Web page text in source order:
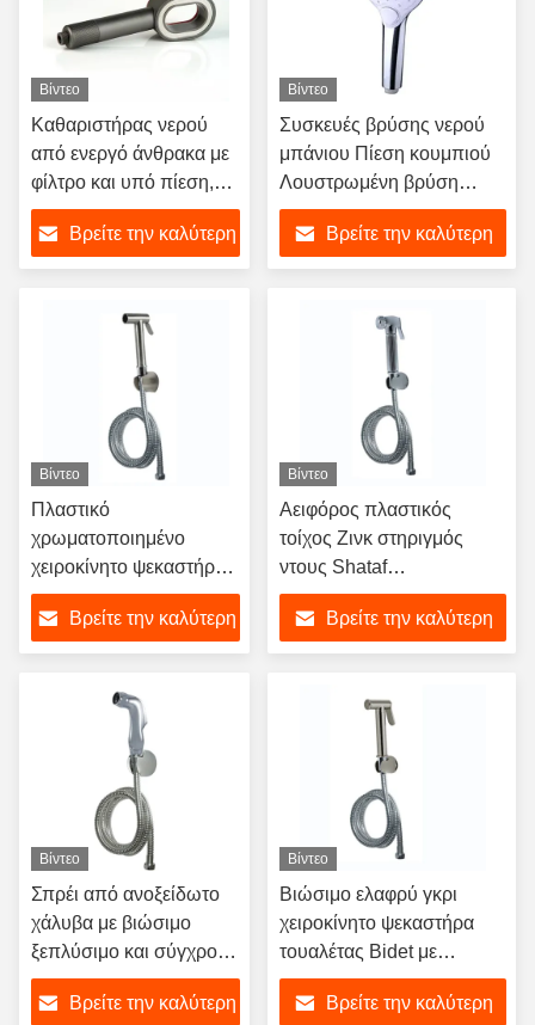
Βίντεο
Καθαριστήρας νερού
από ενεργό άνθρακα με
φίλτρο και υπό πίεση,
οικιακό φορητό ντους
μπάνιουΒρείτε την καλύτερη
Βίντεο
Συσκευές βρύσης νερού
μπάνιου Πίεση κουμπιού
Λουστρωμένη βρύση
νερού χρωμίου Κεφαλή
ντους Βρείτε την καλύτερη
Βίντεο
Πλαστικό
χρωματοποιημένο
χειροκίνητο ψεκαστήρα
για μπιτ για γυναίκες στο
μπάνιοΒρείτε την καλύτερη
Βίντεο
Αειφόρος πλαστικός
τοίχος Ζινκ στηριγμός
ντους Shataf
χειροπλύσιμο μπάνιο
Bidet βρύση
Βρείτε την καλύτερη
Βίντεο
Σπρέι από ανοξείδωτο
χάλυβα με βιώσιμο
ξεπλύσιμο και σύγχρονο
σχεδιασμό για χρήση
στο μπάνιο
Βρείτε την καλύτερη
Βίντεο
Βιώσιμο ελαφρύ γκρι
χειροκίνητο ψεκαστήρα
τουαλέτας Bidet με
τοποθετημένο στον τοίχο
κάλυμμα γάντζου
Βρείτε την καλύτερη